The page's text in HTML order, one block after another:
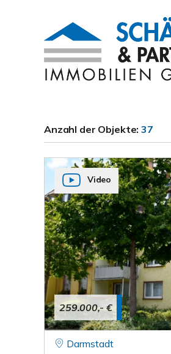
Anzahl der Objekte:37
259.000,- €
Video
Darmstadt